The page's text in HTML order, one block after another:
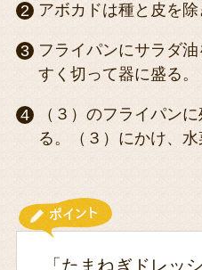
アボカドは種と皮を
フライパンにサラダ
すく切って器に盛る。
（３）のフライパン
る。（３）にかけ、水
「たまねぎドレッ